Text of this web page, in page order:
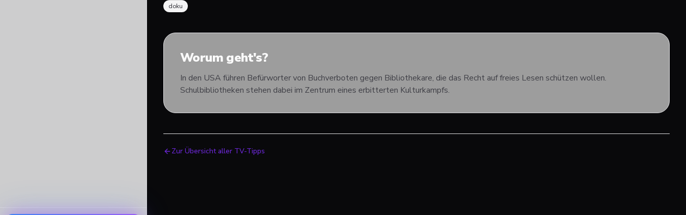
doku
Worum geht's?
In den USA führen Befürworter von Buchverboten gegen Bibliothekare, die das Recht auf freies Lesen schützen wollen.
Schulbibliotheken stehen dabei im Zentrum eines erbitterten Kulturkampfs.
Zur Übersicht aller TV-Tipps